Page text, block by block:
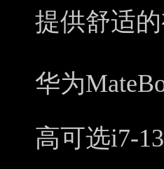
提供舒适的
华为
高可选i7-